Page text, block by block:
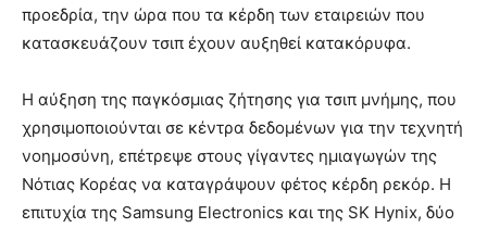
προεδρία, την ώρα που τα κέρδη των εταιρειών που
κατασκευάζουν τσιπ έχουν αυξηθεί κατακόρυφα.
Η αύξηση της παγκόσμιας ζήτησης για τσιπ μνήμης, που
χρησιμοποιούνται σε κέντρα δεδομένων για την τεχνητή
νοημοσύνη, επέτρεψε στους γίγαντες ημιαγωγών της
Νότιας Κορέας να καταγράψουν φέτος κέρδη ρεκόρ. Η
επιτυχία της Samsung Electronics και της SK Hynix, δύο